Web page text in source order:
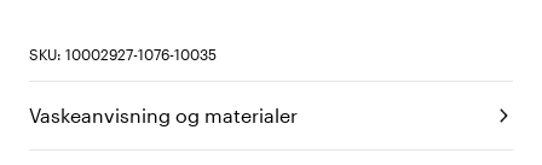
SKU: 10002927-1076-10035
Vaskeanvisning og materialer